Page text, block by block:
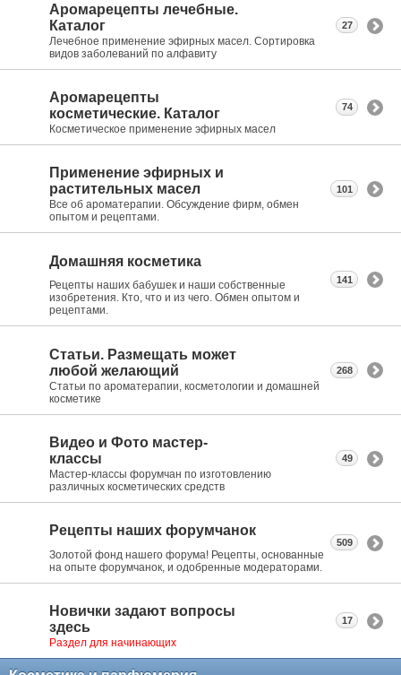
Аромарецепты лечебные.
Каталог
Лечебное применение эфирных масел. Сортировка
видов заболеваний по алфавиту
27
Аромарецепты
косметические. Каталог
Косметическое применение эфирных масел
74
Применение эфирных и
растительных масел
Все об ароматерапии. Обсуждение фирм, обмен
опытом и рецептами.
101
Домашняя косметика
Рецепты наших бабушек и наши собственные
изобретения. Кто, что и из чего. Обмен опытом и
рецептами.
141
Статьи. Размещать может
любой желающий
Статьи по ароматерапии, косметологии и домашней
косметике
268
Видео и Фото мастер-
классы
Мастер-классы форумчан по изготовлению
различных косметических средств
49
Рецепты наших форумчанок
Золотой фонд нашего форума! Рецепты, основанные
на опыте форумчанок, и одобренные модераторами.
509
Новички задают вопросы
здесь
Раздел для начинающих
17